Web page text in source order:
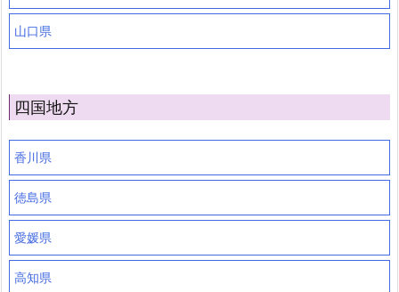
山口県
四国地方
香川県
徳島県
愛媛県
高知県